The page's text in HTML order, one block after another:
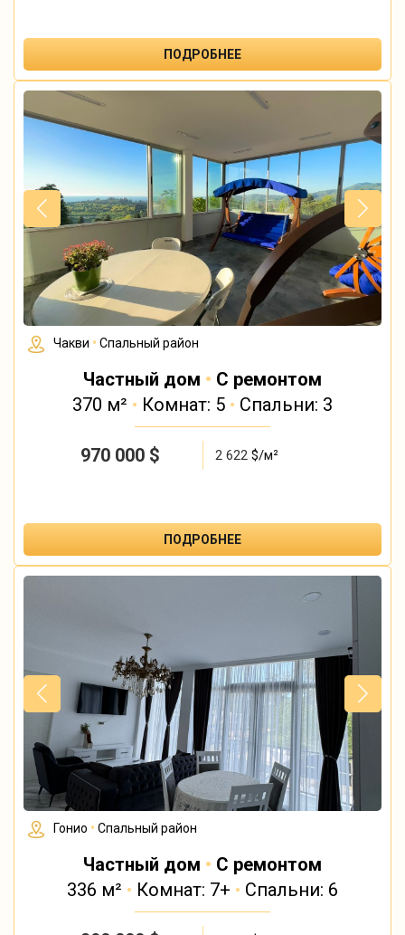
ПОДРОБНЕЕ
Чакви • Спальный район
Частный дом • С ремонтом
370 м² • Комнат: 5 • Спальни: 3
970 000$ 2 622 $/м²
ПОДРОБНЕЕ
Гонио • Спальный район
Частный дом • С ремонтом
336 м² • Комнат: 7+ • Спальни: 6